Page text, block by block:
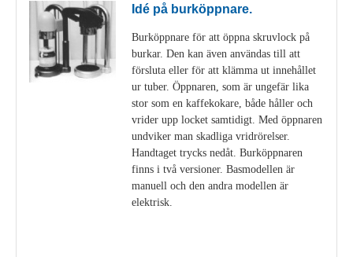
Idé på burköppnare.
Burköppnare för att öppna skruvlock på
burkar. Den kan även användas till att
försluta eller för att klämma ut innehållet
ur tuber. Öppnaren, som är ungefär lika
stor som en kaffekokare, både håller och
vrider upp locket samtidigt. Med öppnaren
undviker man skadliga vridrörelser.
Handtaget trycks nedåt. Burköppnaren
finns i två versioner. Basmodellen är
manuell och den andra modellen är
elektrisk.